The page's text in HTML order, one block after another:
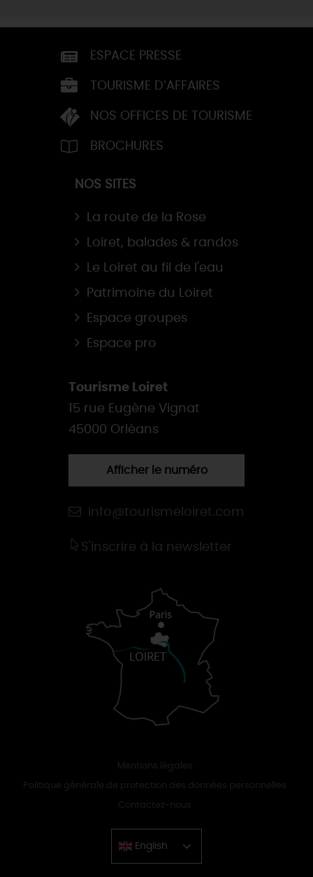
ESPACE PRESSE
TOURISME D’AFFAIRES
NOS OFFICES DE TOURISME
BROCHURES
NOS SITES
La route de la Rose
Loiret, balades & randos
Le Loiret au fil de l'eau
Patrimoine du Loiret
Espace groupes
Espace pro
Tourisme Loiret
15 rue Eugène Vignat
45000 Orléans
Afficher le numéro
info@tourismeloiret.com
S'inscrire à la newsletter
Mentions légales
Politique générale de protection des données personnelles
Contactez-nous
English
Chinese